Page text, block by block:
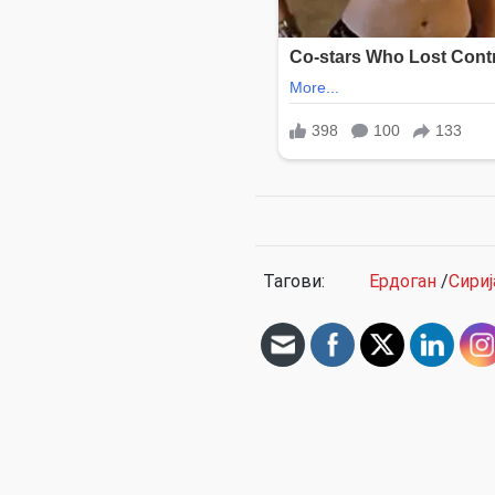
Тагови: Ердоган /